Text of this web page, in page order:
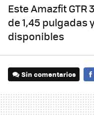
Este Amazfit
de 1,45 pulgadas
disponibles
Sin comentarios